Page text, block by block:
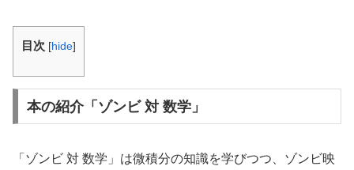
目次 [hide]
本の紹介「ゾンビ 対 数学」
「ゾンビ 対 数学」は微積分の知識を学びつつ、ゾンビ映